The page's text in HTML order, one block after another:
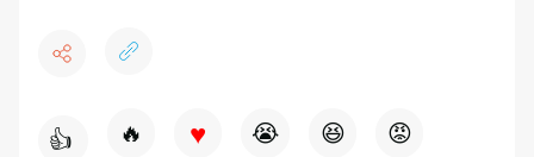
👍 🔥 ♥ 😭 😆 😡